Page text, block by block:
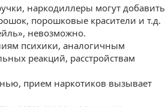
наркодиллеры могут добавить
порошковые красители и т.д.
невозможно.
психики, аналогичным
реакций, расстройствам
прием наркотиков вызывает